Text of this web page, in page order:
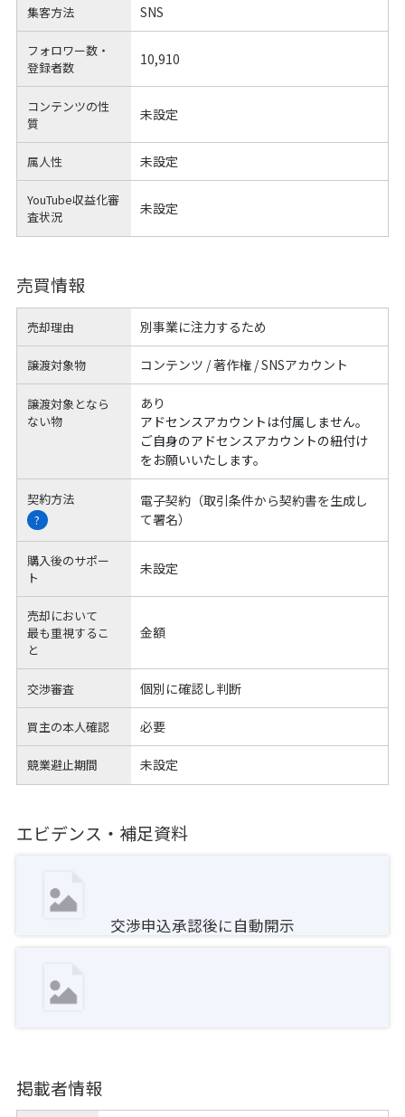
集客方法 SNS
フォロワー数・
登録者数
10,910
コンテンツの性
質
未設定
属人性 未設定
YouTube収益化審
査状況
未設定
売買情報
売却理由 別事業に注力するため
譲渡対象物 コンテンツ / 著作権 / SNSアカウント
譲渡対象となら
ない物
あり
アドセンスアカウントは付属しません。
ご自身のアドセンスアカウントの紐付け
をお願いいたします。
契約方法
?
電子契約（取引条件から契約書を生成し
て署名）
購入後のサポー
ト
未設定
売却において
最も重視するこ
と
金額
交渉審査 個別に確認し判断
買主の本人確認 必要
競業避止期間 未設定
エビデンス・補足資料
交渉申込承認後に自動開示
掲載者情報